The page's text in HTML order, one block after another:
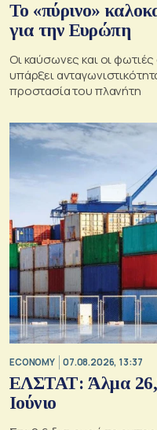
Το «πύρινο»
για την Ευρώπη
Οι καύσωνες και οι
υπάρξει
προστασία του πλανήτη
ECONOMY 07.08.2026, 13:37
ΕΛΣΤΑΤ: Άλμα
Ιούνιο